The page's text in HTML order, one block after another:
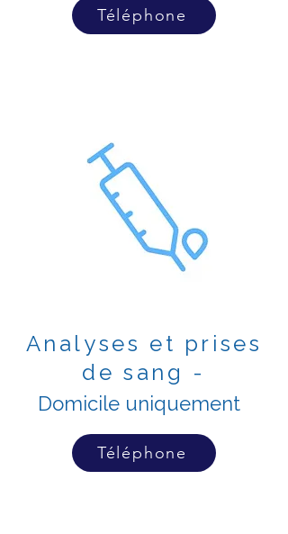
Téléphone
Analyses et prises
de sang -
Domicile uniquement
Téléphone